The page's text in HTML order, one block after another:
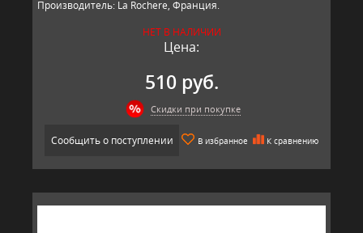
Производитель: La Rochere, Франция.
НЕТ В НАЛИЧИИ
Цена:
510 руб.
Скидки при покупке
Сообщить о поступлении В избранное К сравнению